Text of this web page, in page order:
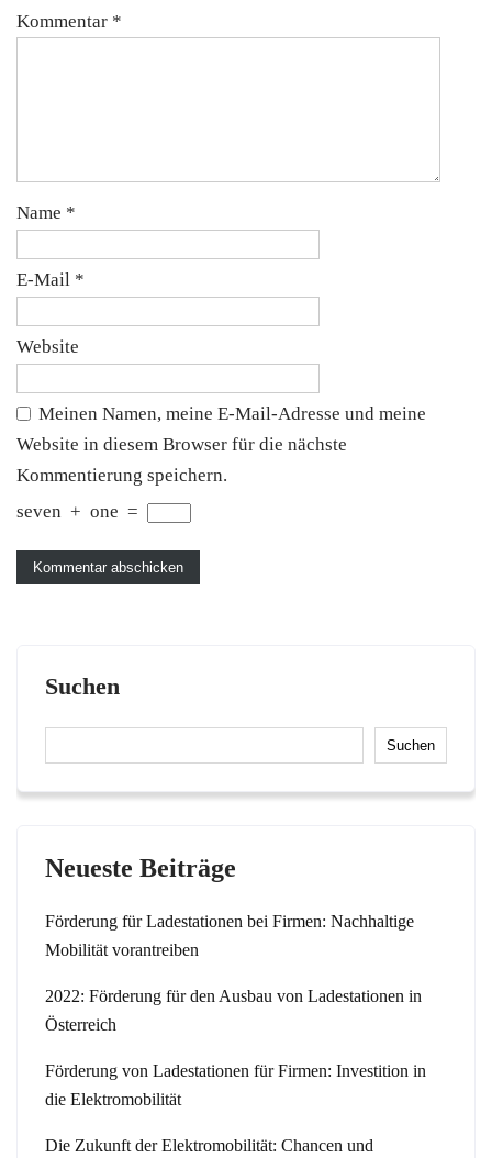
Kommentar *
Name *
E-Mail *
Website
Meinen Namen, meine E-Mail-Adresse und meine
Website in diesem Browser für die nächste
Kommentierung speichern.
seven + one =
Suchen
Suchen
Neueste Beiträge
Förderung für Ladestationen bei Firmen: Nachhaltige
Mobilität vorantreiben
2022: Förderung für den Ausbau von Ladestationen in
Österreich
Förderung von Ladestationen für Firmen: Investition in
die Elektromobilität
Die Zukunft der Elektromobilität: Chancen und